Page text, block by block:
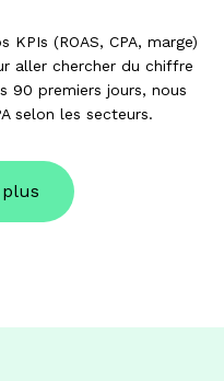
KPIs (ROAS, CPA, marge)
aller chercher du chiffre
90 premiers jours, nous
selon les secteurs.
plus